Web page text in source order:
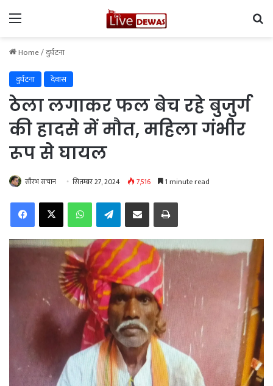
Menu
Home/दुर्घटना
दुर्घटना
देवास
ठेला लगाकर फल बेच रहे बुजुर्ग
की हादसे में मौत, महिला गंभीर
रूप से घायल
सौरभ सचान सितम्बर 27, 2024 7,516 1 minute read
FacebookX WhatsAppTelegramShare via Email Print